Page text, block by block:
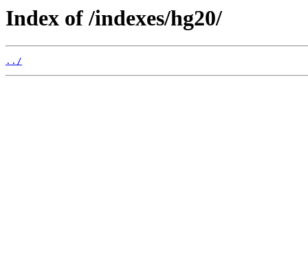
Index of /indexes/hg20/
../